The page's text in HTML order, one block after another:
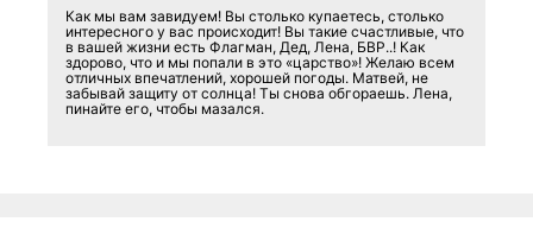
Как мы вам завидуем! Вы столько купаетесь, столько
интересного у вас происходит! Вы такие счастливые, что
в вашей жизни есть Флагман, Дед, Лена, БВР..! Как
здорово, что и мы попали в это «царство»! Желаю всем
отличных впечатлений, хорошей погоды. Матвей, не
забывай защиту от солнца! Ты снова обгораешь. Лена,
пинайте его, чтобы мазался.